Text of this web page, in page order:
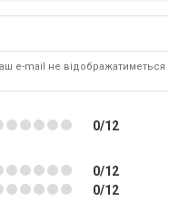
e-mail не відображатиметься
0/12
0/12
0/12